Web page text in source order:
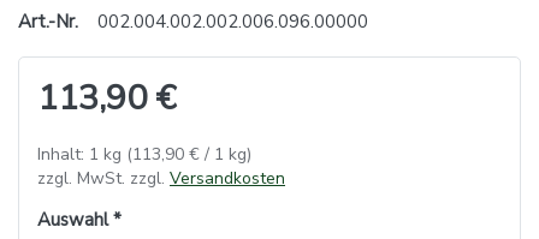
Art.-Nr.
002.004.002.002.006.096.00000
113,90 €
Inhalt: 1 kg (113,90 € / 1 kg)
zzgl. MwSt. zzgl. Versandkosten
Auswahl